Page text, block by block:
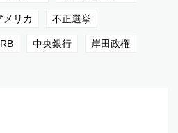
メリカ 不正選挙
中央銀行 岸田政権